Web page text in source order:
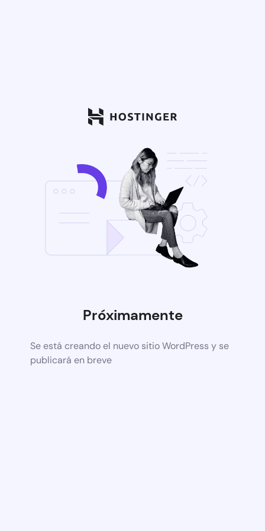
Próximamente
Se está creando el nuevo sitio WordPress y se
publicará en breve